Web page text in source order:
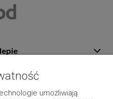
dostawa
umożliwiają